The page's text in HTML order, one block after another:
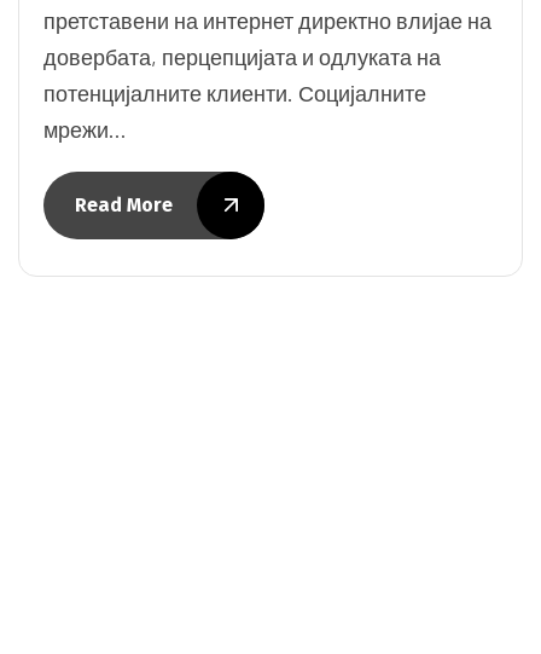
претставени на интернет директно влијае на
довербата, перцепцијата и одлуката на
потенцијалните клиенти. Социјалните
мрежи…
Read More